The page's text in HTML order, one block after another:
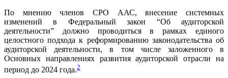
По мнению членов СРО ААС, внесение системных
изменений в Федеральный закон “Об аудиторской
деятельности” должно проводиться в рамках единого
целостного подхода к реформированию законодательства об
аудиторской деятельности, в том числе заложенного в
Основных направлениях развития аудиторской отрасли на
период до 2024 года.2